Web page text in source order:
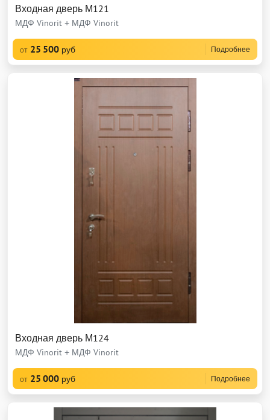
Входная дверь М121
МДФ Vinorit + МДФ Vinorit
от 25 500 руб Подробнее
Входная дверь М124
МДФ Vinorit + МДФ Vinorit
от 25 000 руб Подробнее